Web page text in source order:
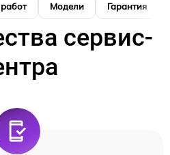
Модели Гарантия
сервис-